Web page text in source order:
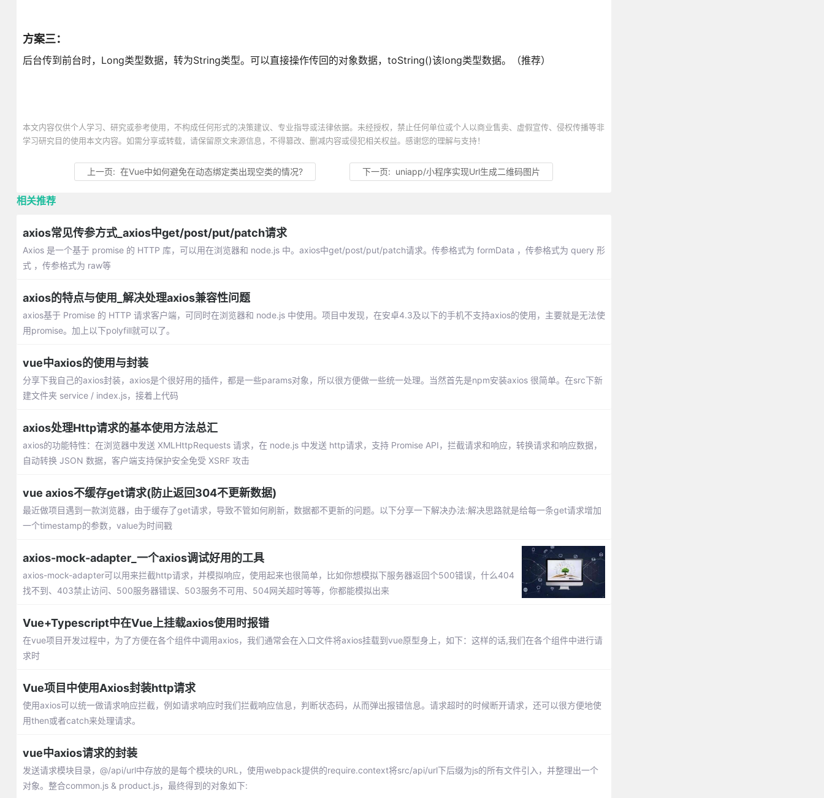
方案三：
后台传到前台时，Long类型数据，转为String类型。可以直接操作传回的对象数据，toString()该long类型数据。（推荐）
本文内容仅供个人学习、研究或参考使用，不构成任何形式的决策建议、专业指导或法律依据。未经授权，禁止任何单位或个人以商业售卖、虚假宣传、侵权传播等非
学习研究目的使用本文内容。如需分享或转载，请保留原文来源信息，不得篡改、删减内容或侵犯相关权益。感谢您的理解与支持！
上一页:在Vue中如何避免在动态绑定类出现空类的情况? 下一页: uniapp/小程序实现Url生成二维码图片
相关推荐
axios常见传参方式_axios中get/post/put/patch请求
Axios 是一个基于 promise 的 HTTP 库，可以用在浏览器和 node.js 中。axios中get/post/put/patch请求。传参格式为 formData ，传参格式为 query 形
式 ，传参格式为 raw等
axios的特点与使用_解决处理axios兼容性问题
axios基于 Promise 的 HTTP 请求客户端，可同时在浏览器和 node.js 中使用。项目中发现，在安卓4.3及以下的手机不支持axios的使用，主要就是无法使
用promise。加上以下polyfill就可以了。
vue中axios的使用与封装
分享下我自己的axios封装，axios是个很好用的插件，都是一些params对象，所以很方便做一些统一处理。当然首先是npm安装axios 很简单。在src下新
建文件夹 service / index.js，接着上代码
axios处理Http请求的基本使用方法总汇
axios的功能特性：在浏览器中发送 XMLHttpRequests 请求，在 node.js 中发送 http请求，支持 Promise API，拦截请求和响应，转换请求和响应数据，
自动转换 JSON 数据，客户端支持保护安全免受 XSRF 攻击
vue axios不缓存get请求(防止返回304不更新数据)
最近做项目遇到一款浏览器，由于缓存了get请求，导致不管如何刷新，数据都不更新的问题。以下分享一下解决办法:解决思路就是给每一条get请求增加
一个timestamp的参数，value为时间戳
axios-mock-adapter_一个axios调试好用的工具
axios-mock-adapter可以用来拦截http请求，并模拟响应，使用起来也很简单，比如你想模拟下服务器返回个500错误，什么404
找不到、403禁止访问、500服务器错误、503服务不可用、504网关超时等等，你都能模拟出来
Vue+Typescript中在Vue上挂载axios使用时报错
在vue项目开发过程中，为了方便在各个组件中调用axios，我们通常会在入口文件将axios挂载到vue原型身上，如下：这样的话,我们在各个组件中进行请
求时
Vue项目中使用Axios封装http请求
使用axios可以统一做请求响应拦截，例如请求响应时我们拦截响应信息，判断状态码，从而弹出报错信息。请求超时的时候断开请求，还可以很方便地使
用then或者catch来处理请求。
vue中axios请求的封装
发送请求模块目录，@/api/url中存放的是每个模块的URL，使用webpack提供的require.context将src/api/url下后缀为js的所有文件引入，并整理出一个
对象。整合common.js & product.js，最终得到的对象如下: